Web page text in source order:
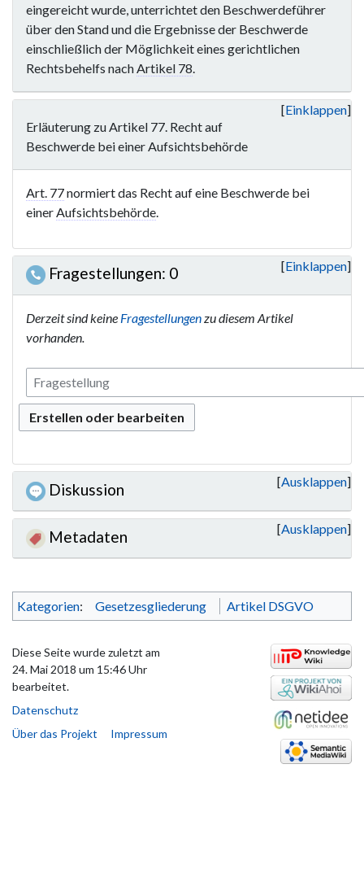
eingereicht wurde, unterrichtet den Beschwerdeführer
über den Stand und die Ergebnisse der Beschwerde
einschließlich der Möglichkeit eines gerichtlichen
Rechtsbehelfs nach Artikel 78
Einklappen
Erläuterung zu Artikel 77. Recht auf
Beschwerde bei einer Aufsichtsbehörde
Art. 77normiert das Recht auf eine Beschwerde bei
einer Aufsichtsbehörde
Einklappen
Fragestellungen: 0
Derzeit sind keine Fragestellungen zu diesem Artikel
vorhanden.
Erstellen oder bearbeiten
Ausklappen
Diskussion
Ausklappen
Metadaten
Kategorien: Gesetzesgliederung Artikel DSGVO
Diese Seite wurde zuletzt am
24. Mai 2018 um 15:46 Uhr
bearbeitet.
Datenschutz
Über das Projekt
Impressum